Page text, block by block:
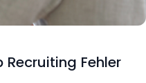
Fehler